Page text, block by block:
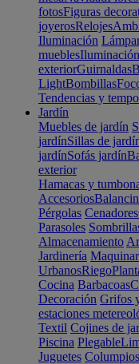
fotosFiguras
joyerosRelojes
Iluminación
muebles
exteriorGuirnaldas
LightBombillas
Tendencias y
Jardín
Muebles de jardín
jardínSillas de
jardínSofás jardín
exterior
Hamacas y
Accesorios
Pérgolas Cenadores
Parasoles
Almacenamiento
Jardinería
UrbanosRiego
Cocina Barbacoas
Decoración Grifos
estaciones
Textil Cojines de
Piscina Plegable
Juguetes Columpios